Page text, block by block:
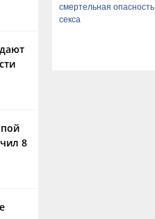
8
смертельная опасность
секса